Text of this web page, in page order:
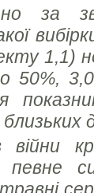
за
1,1)
50%,
близьких
певне